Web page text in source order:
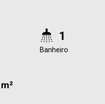
1
Banheiro